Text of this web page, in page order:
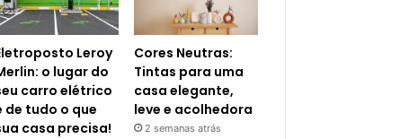
Leroy
o lugar do
carro elétrico
de tudo o que
casa precisa!
Cores Neutras:
Tintas para uma
casa elegante,
leve e acolhedora
2 semanas atrás